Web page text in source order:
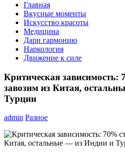
Главная
Вкусные моменты
Искусство красоты
Медицина
Дари гармонию
Наркология
Движение к силе
Критическая зависимость:
завозим из Китая,
Турции
admin Разное